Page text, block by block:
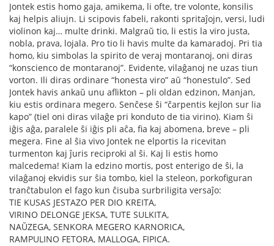
Jontek estis homo gaja, amikema, li ofte, tre volonte, konsilis
kaj helpis aliujn. Li scipovis fabeli, rakonti spritaĵojn, versi, ludi
violinon kaj… multe drinki. Malgraŭ tio, li estis la viro justa,
nobla, prava, lojala. Pro tio li havis multe da kamaradoj. Pri tia
homo, kiu simbolas la spirito de veraj montaranoj, oni diras
“konscienco de montaranoj”. Evidente, vilaĝanoj ne uzas tiun
vorton. Ili diras ordinare “honesta viro” aŭ “honestulo”. Sed
Jontek havis ankaŭ unu aflikton – pli oldan edzinon, Manjan,
kiu estis ordinara megero. Senĉese ŝi “ĉarpentis kejlon sur lia
kapo” (tiel oni diras vilaĝe pri konduto de tia virino). Kiam ŝi
iĝis aĝa, paralele ŝi iĝis pli aĉa, fia kaj abomena, breve – pli
megera. Fine al ŝia vivo Jontek ne elportis la ricevitan
turmenton kaj ĵuris reciproki al ŝi. Kaj li estis homo
malcedema! Kiam la edzino mortis, post enterigo de ŝi, la
vilaĝanoj ekvidis sur ŝia tombo, kiel la steleon, porkofiguran
tranĉtabulon el fago kun ĉisuba surbriligita versaĵo:
TIE KUSAS JESTAZO PER DIO KREITA,
VIRINO DELONGE JEKSA, TUTE SULKITA,
NAŬZEGA, SENKORA MEGERO KARNORICA,
RAMPULINO FETORA, MALLOGA, FIPICA.